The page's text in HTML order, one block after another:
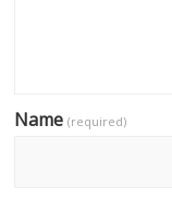
Name(required)